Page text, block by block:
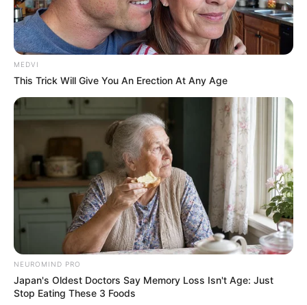
Gina Carano Finally Admits What Some Suspected
All Along
MEDVI
This Trick Will Give You An Erection At Any Age
NEUROMIND PRO
Japan's Oldest Doctors Say Memory Loss Isn't Age: Just
Stop Eating These 3 Foods